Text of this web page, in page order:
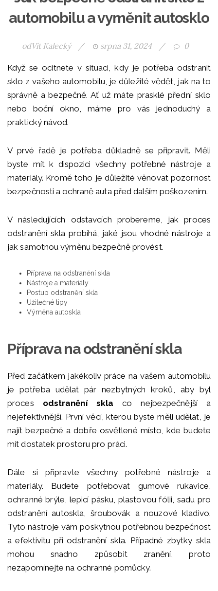
automobilu a vyměnit autosklo
odVít Kalecký / srpna 31, 2024 / 0
Když se ocitnete v situaci, kdy je potřeba odstranit
sklo z vašeho automobilu, je důležité vědět, jak na to
správně a bezpečně. Ať už máte prasklé přední sklo
nebo boční okno, máme pro vás jednoduchý a
praktický návod.
V prvé řadě je potřeba důkladně se připravit. Měli
byste mít k dispozici všechny potřebné nástroje a
materiály. Kromě toho je důležité věnovat pozornost
bezpečnosti a ochraně auta před dalším poškozením.
V následujících odstavcích probereme, jak proces
odstranění skla probíhá, jaké jsou vhodné nástroje a
jak samotnou výměnu bezpečně provést.
Příprava na odstranění skla
Nástroje a materiály
Postup odstranění skla
Užitečné tipy
Výměna autoskla
Příprava na odstranění skla
Před začátkem jakékoliv práce na vašem automobilu
je potřeba udělat pár nezbytných kroků, aby byl
proces odstranění skla co nejbezpečnější a
nejefektivnější. První věcí, kterou byste měli udělat, je
najít bezpečné a dobře osvětlené místo, kde budete
mít dostatek prostoru pro práci.
Dále si připravte všechny potřebné nástroje a
materiály. Budete potřebovat gumové rukavice,
ochranné brýle, lepicí pásku, plastovou fólii, sadu pro
odstranění autoskla, šroubovák a nouzové kladivo.
Tyto nástroje vám poskytnou potřebnou bezpečnost
a efektivitu při odstranění skla. Případné zbytky skla
mohou snadno způsobit zranění, proto
nezapomínejte na ochranné pomůcky.